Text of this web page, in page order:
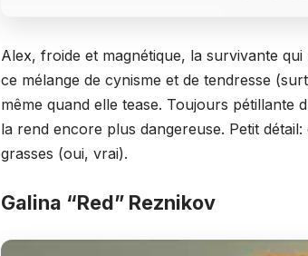
Alex, froide et magnétique, la survivante
ce mélange de cynisme et de tendresse
même quand elle tease. Toujours pétillante
la rend encore plus dangereuse. Petit
grasses (oui, vrai).
Galina “Red” Reznikov